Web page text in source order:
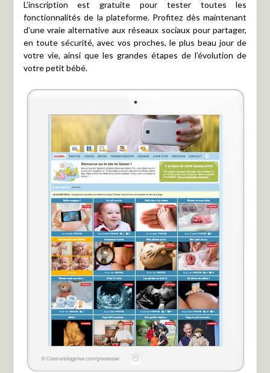
L’inscription est gratuite pour tester toutes les
fonctionnalités de la plateforme. Profitez dès maintenant
d’une vraie alternative aux réseaux sociaux pour partager,
en toute sécurité, avec vos proches, le plus beau jour de
votre vie, ainsi que les grandes étapes de l’évolution de
votre petit bébé.